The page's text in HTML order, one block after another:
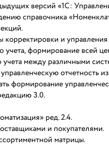
версий «1С:
справочника
корректировки и
учета, формирование всей
между различными
отчетность
формирование
3.0.
ред. 2.4.
и покупателями.
матрицы.